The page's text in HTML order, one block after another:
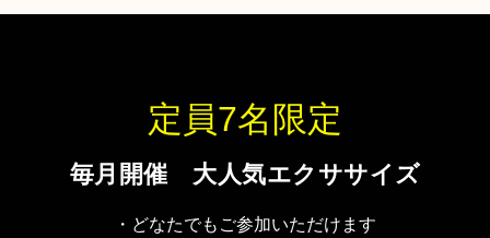
定員7名限定
毎月開催 大人気エクササイズ
・どなたでもご参加いただけます